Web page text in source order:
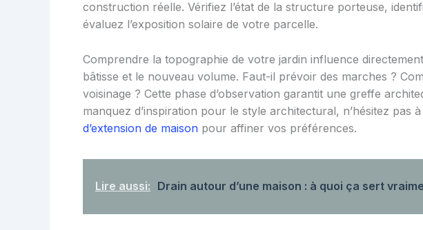
construction réelle. Vérifiez l’état de la structure porteuse,
évaluez l’exposition solaire de votre parcelle.
Comprendre la topographie de votre jardin influence
bâtisse et le nouveau volume. Faut-il prévoir des marches ?
voisinage ? Cette phase d’observation garantit une greffe
manquez d’inspiration pour le style architectural, n’hésitez pas
d’extension de maison pour affiner vos préférences.
Lire aussi: Drain autour d’une maison : à quoi ça sert